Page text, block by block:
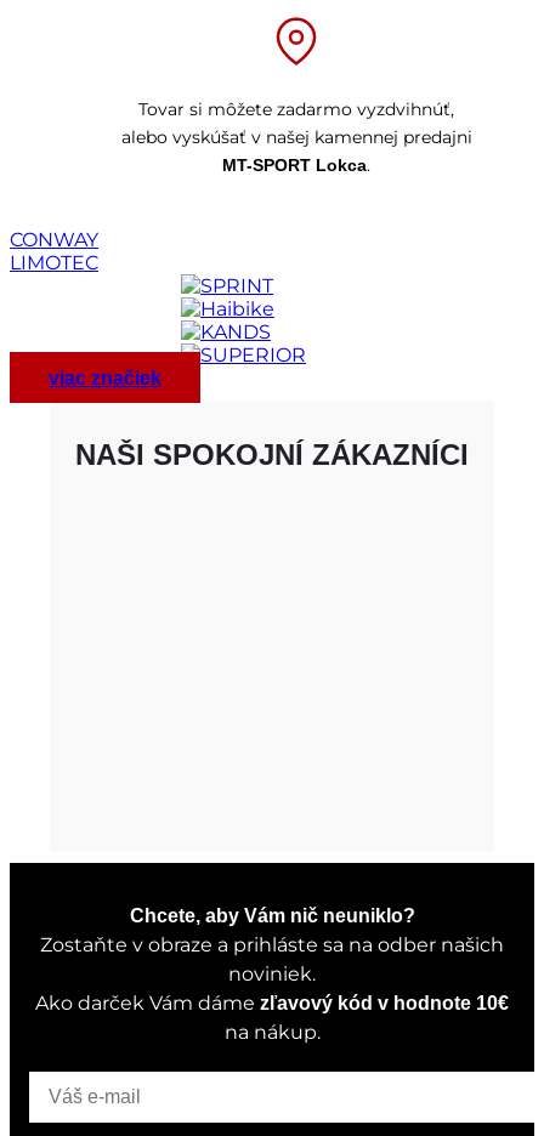
Tovar si môžete zadarmo vyzdvihnúť,
alebo vyskúšať v našej kamennej predajni
MT-SPORT Lokca.
CONWAY
LIMOTEC
viac značiek
NAŠI SPOKOJNÍ ZÁKAZNÍCI
Chcete, aby Vám nič neuniklo?
Zostaňte v obraze a prihláste sa na odber našich
noviniek.
Ako darček Vám dáme zľavový kód v hodnote 10€
na nákup.